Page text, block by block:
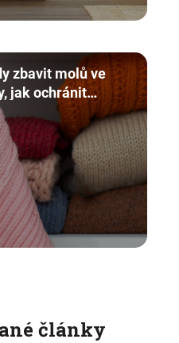
zbavit molů ve
jak ochránit
články